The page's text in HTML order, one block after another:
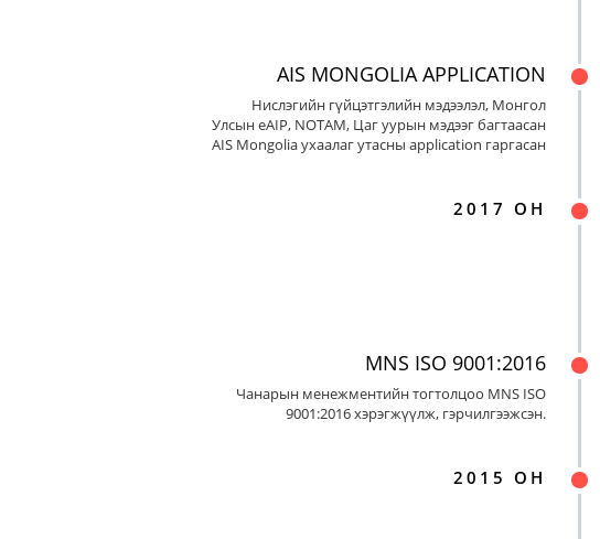
AIS MONGOLIA APPLICATION
Нислэгийн гүйцэтгэлийн мэдээлэл, Монгол
Улсын eAIP, NOTAM, Цаг уурын мэдээг багтаасан
AIS Mongolia ухаалаг утасны application гаргасан
2017 ОН
MNS ISO 9001:2016
Чанарын менежментийн тогтолцоо MNS ISO
9001:2016 хэрэгжүүлж, гэрчилгээжсэн.
2015 ОН